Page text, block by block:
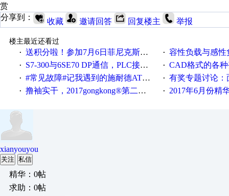
赏
分享到：
收藏 邀请回答 回复楼主 举报
楼主最近还看过
· 送积分啦！参加7月6日菲尼克斯在线研讨会即得 · 容性负载与感性负
· S7-300与6SE70 DP通信，PLC接收到数据不稳定 · CAD格式的各
· #常见故障#记我遇到的施耐德ATV12变频器故障 · 有奖专题讨论：面对低压变
· 撸袖实干，2017gongkong®第二届智造工程师节正式起航！ · 2017年6月份精
xianyouyou
关注 私信
精华：0帖
求助：0帖